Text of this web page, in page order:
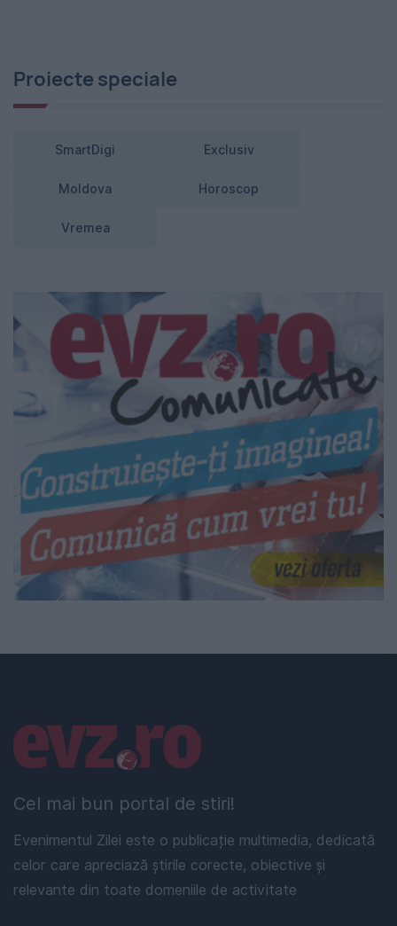
Proiecte speciale
SmartDigi Exclusiv
Moldova Horoscop
Vremea
Cel mai bun portal de stiri!
Evenimentul Zilei este o publicație multimedia, dedicată
celor care apreciază știrile corecte, obiective și
relevante din toate domeniile de activitate
Linkuri utile